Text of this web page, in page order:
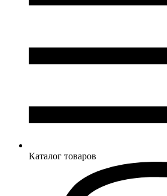
Каталог товаров